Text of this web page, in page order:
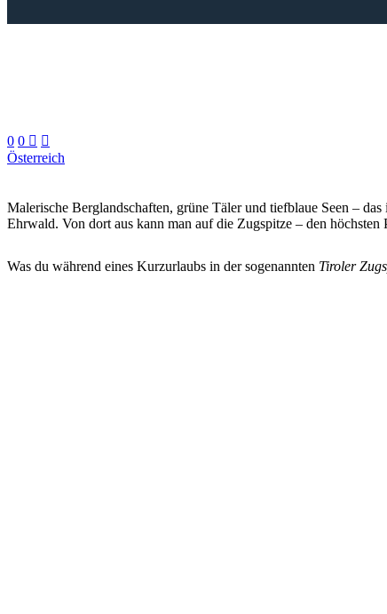
0 0  
Österreich
Malerische Berglandschaften, grüne Täler und tiefblaue Seen –
Ehrwald. Von dort aus kann man auf die Zugspitze – den höchsten
Was du während eines Kurzurlaubs in der sogenannten Tiroler